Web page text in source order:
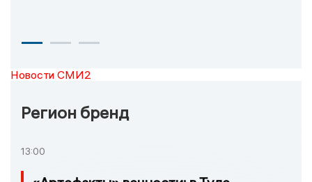
Новости СМИ2
Регион бренд
13:00